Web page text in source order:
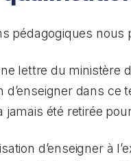
pédagogiques
lettre du ministère
d’enseigner dans
été retirée
d’enseigner à